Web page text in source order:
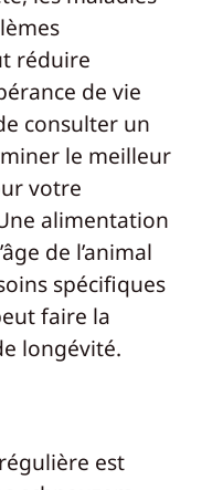
réduire
de vie
consulter un
le meilleur
votre
alimentation
de l’animal
spécifiques
faire la
longévité.
est